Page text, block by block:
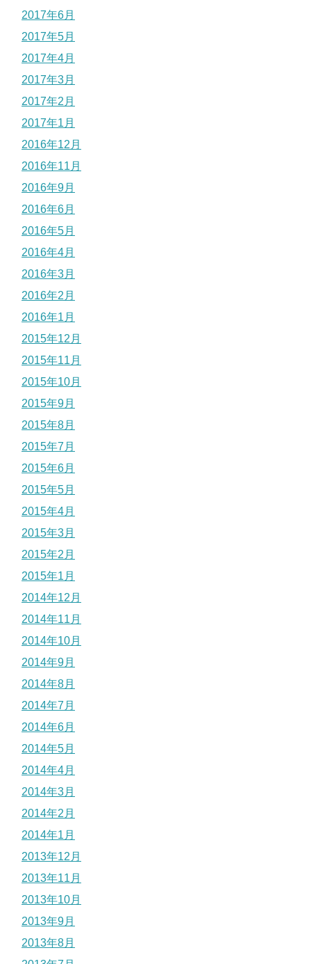
2017年6月
2017年5月
2017年4月
2017年3月
2017年2月
2017年1月
2016年12月
2016年11月
2016年9月
2016年6月
2016年5月
2016年4月
2016年3月
2016年2月
2016年1月
2015年12月
2015年11月
2015年10月
2015年9月
2015年8月
2015年7月
2015年6月
2015年5月
2015年4月
2015年3月
2015年2月
2015年1月
2014年12月
2014年11月
2014年10月
2014年9月
2014年8月
2014年7月
2014年6月
2014年5月
2014年4月
2014年3月
2014年2月
2014年1月
2013年12月
2013年11月
2013年10月
2013年9月
2013年8月